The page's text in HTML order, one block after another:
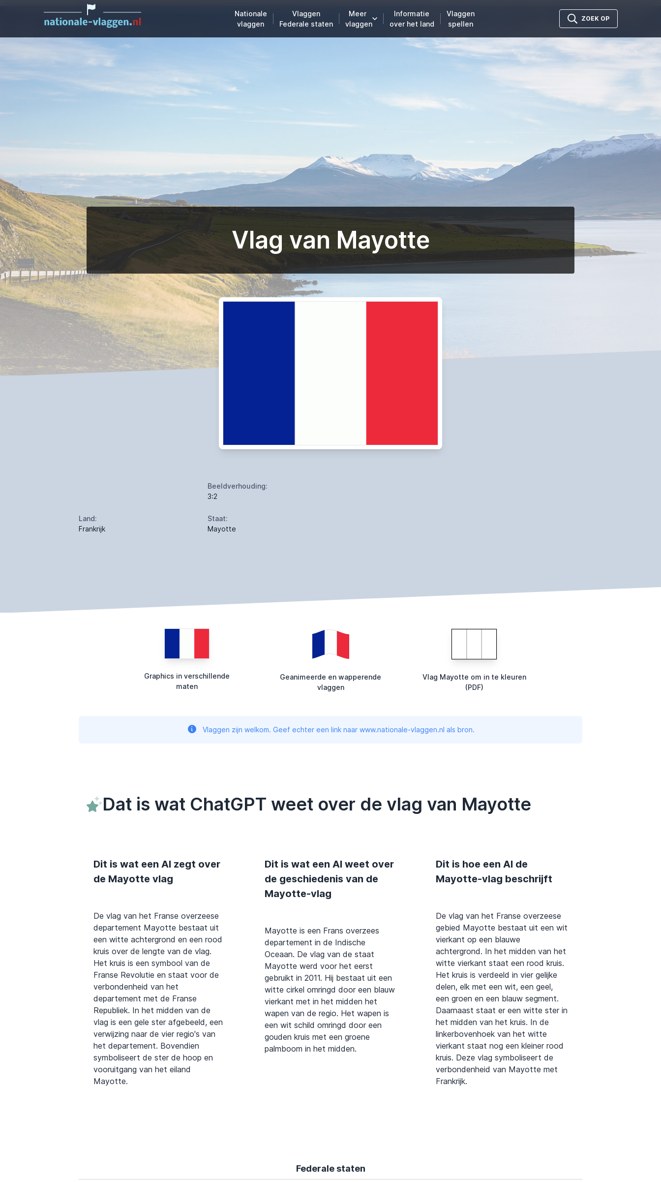
Nationale
vlaggen
Vlaggen
Federale staten
Meer
vlaggen
Informatie
over het land
Vlaggen
spellen
ZOEK OP
Vlag van Mayotte
Beeldverhouding:
3:2
Land:
Frankrijk
Staat:
Mayotte
Graphics in verschillende
maten
Geanimeerde en wapperende
vlaggen
Vlag Mayotte om in te kleuren
(PDF)
Vlaggen zijn welkom. Geef echter een link naar www.nationale-vlaggen.nl als bron.
Dat is wat ChatGPT weet over de vlag van Mayotte
Dit is wat een AI zegt over
de Mayotte vlag
De vlag van het Franse overzeese
departement Mayotte bestaat uit
een witte achtergrond en een rood
kruis over de lengte van de vlag.
Het kruis is een symbool van de
Franse Revolutie en staat voor de
verbondenheid van het
departement met de Franse
Republiek. In het midden van de
vlag is een gele ster afgebeeld, een
verwijzing naar de vier regio's van
het departement. Bovendien
symboliseert de ster de hoop en
vooruitgang van het eiland
Mayotte.
Dit is wat een AI weet over
de geschiedenis van de
Mayotte-vlag
Mayotte is een Frans overzees
departement in de Indische
Oceaan. De vlag van de staat
Mayotte werd voor het eerst
gebruikt in 2011. Hij bestaat uit een
witte cirkel omringd door een blauw
vierkant met in het midden het
wapen van de regio. Het wapen is
een wit schild omringd door een
gouden kruis met een groene
palmboom in het midden.
Dit is hoe een AI de
Mayotte-vlag beschrijft
De vlag van het Franse overzeese
gebied Mayotte bestaat uit een wit
vierkant op een blauwe
achtergrond. In het midden van het
witte vierkant staat een rood kruis.
Het kruis is verdeeld in vier gelijke
delen, elk met een wit, een geel,
een groen en een blauw segment.
Daarnaast staat er een witte ster in
het midden van het kruis. In de
linkerbovenhoek van het witte
vierkant staat nog een kleiner rood
kruis. Deze vlag symboliseert de
verbondenheid van Mayotte met
Frankrijk.
Federale staten